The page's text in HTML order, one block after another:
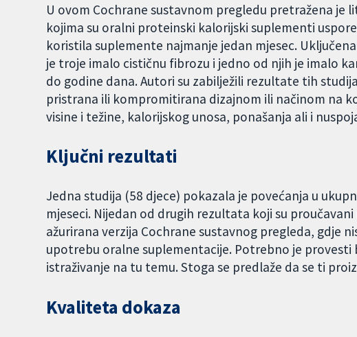
U ovom Cochrane sustavnom pregledu pretražena je
kojima su oralni proteinski kalorijski suplementi
koristila suplemente najmanje jedan mjesec.
je troje imalo cističnu fibrozu i jedno od njih je imalo
do godine dana. Autori su zabilježili rezultate tih
pristrana ili kompromitirana dizajnom ili načinom na
visine i težine, kalorijskog unosa, ponašanja ali i
Ključni rezultati
Jedna studija (58 djece) pokazala je povećanja u
mjeseci. Nijedan od drugih rezultata koji su
ažurirana verzija Cochrane sustavnog pregleda, gdje
upotrebu oralne suplementacije. Potrebno je
istraživanje na tu temu. Stoga se predlaže da se ti
Kvaliteta dokaza